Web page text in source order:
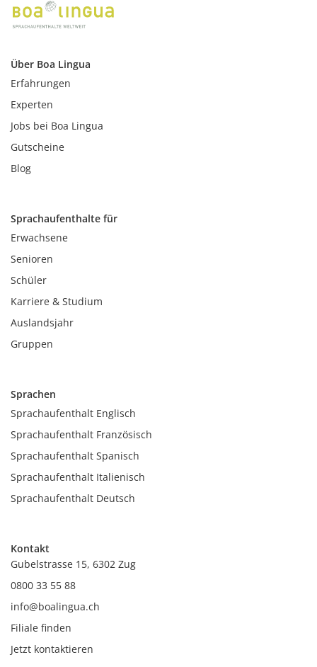
Über Boa Lingua
Erfahrungen
Experten
Jobs bei Boa Lingua
Gutscheine
Blog
Sprachaufenthalte für
Erwachsene
Senioren
Schüler
Karriere & Studium
Auslandsjahr
Gruppen
Sprachen
Sprachaufenthalt Englisch
Sprachaufenthalt Französisch
Sprachaufenthalt Spanisch
Sprachaufenthalt Italienisch
Sprachaufenthalt Deutsch
Kontakt
Gubelstrasse 15, 6302 Zug
0800 33 55 88
info@boalingua.ch
Filiale finden
Jetzt kontaktieren